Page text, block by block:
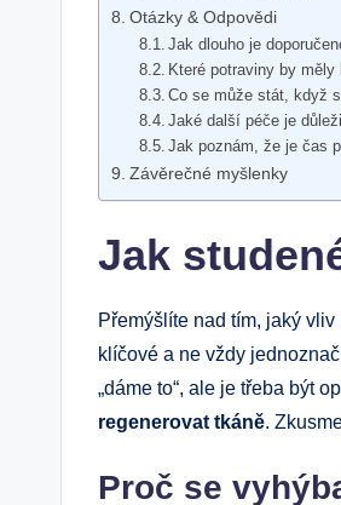
Otázky & Odpovědi
Jak dlouho je
Které potraviny by
Co se může stát, když
Jaké další péče je
Jak poznám, že je čas
Závěrečné myšlenky
Jak
Přemýšlíte nad tím, jaký
klíčové a ne vždy
„dáme to“, ale je třeba být
regenerovat tkáně.
Proč se